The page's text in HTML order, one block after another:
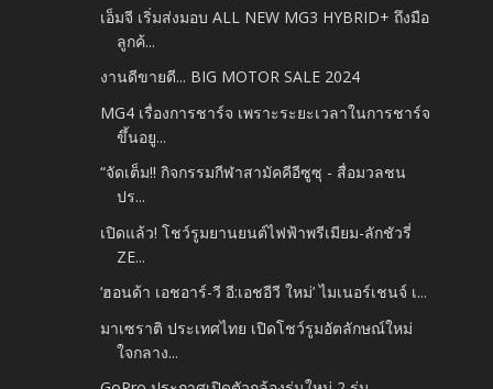
เอ็มจี เริ่มส่งมอบ ALL NEW MG3 HYBRID+ ถึงมือ
ลูกค้...
งานดีขายดี... BIG MOTOR SALE 2024
MG4 เรื่องการชาร์จ เพราะระยะเวลาในการชาร์จ
ขึ้นอยู...
“จัดเต็ม!! กิจกรรมกีฬาสามัคคีอีซูซุ - สื่อมวลชน
ปร...
เปิดแล้ว! โชว์รูมยานยนต์ไฟฟ้าพรีเมียม-ลักชัวรี่
ZE...
‘ฮอนด้า เอชอาร์-วี อี:เอชอีวี ใหม่’ ไมเนอร์เชนจ์ เ...
มาเซราติ ประเทศไทย เปิดโชว์รูมอัตลักษณ์ใหม่
ใจกลาง...